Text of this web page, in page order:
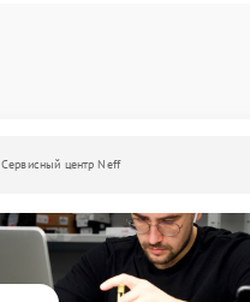
Сервисный центр Neff